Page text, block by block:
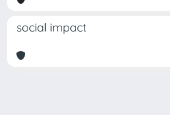
social impact